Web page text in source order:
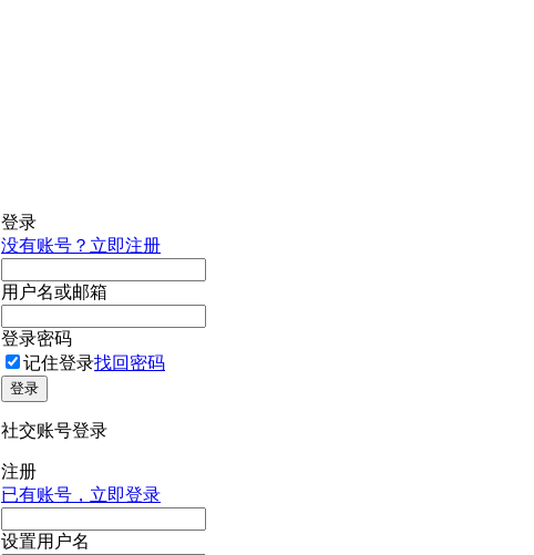
登录
没有账号？立即注册
用户名或邮箱
登录密码
记住登录找回密码
登录
社交账号登录
注册
已有账号，立即登录
设置用户名